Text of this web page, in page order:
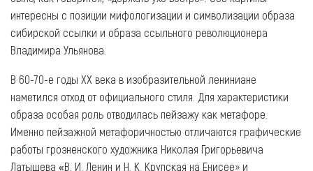
интересны с позиции мифологизации и символизации образа
сибирской ссылки и образа ссыльного революционера
Владимира Ульянова.
В 60-70-е годы ХХ века в изобразительной лениниане
наметился отход от официального стиля. Для характеристики
образа особая роль отводилась пейзажу как метафоре.
Именно пейзажной метафоричностью отличаются графические
работы грозненского художника Николая Григорьевича
Латышева «В. И. Ленин и Н. К. Крупская на Енисее» и